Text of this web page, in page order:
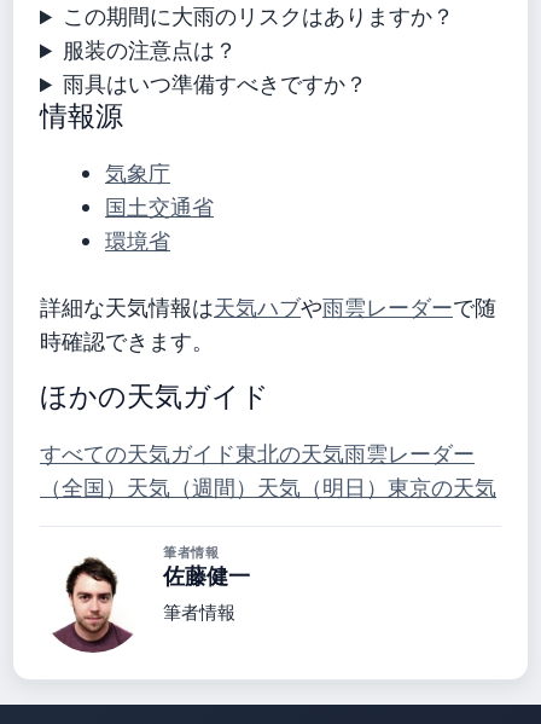
この期間に大雨のリスクはありますか？
服装の注意点は？
雨具はいつ準備すべきですか？
情報源
気象庁
国土交通省
環境省
詳細な天気情報は天気ハブや雨雲レーダーで随
時確認できます。
ほかの天気ガイド
すべての天気ガイド東北の天気雨雲レーダー
（全国） 天気（週間） 天気（明日） 東京の天気
筆者情報
佐藤健一
筆者情報